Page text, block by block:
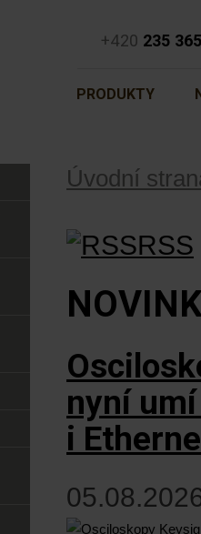
+420 235
PRODUKTY
Úvodní
RSS
nyní
i